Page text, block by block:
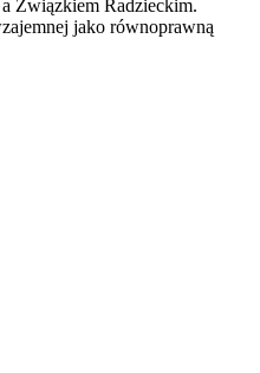
Związkiem Radzieckim.
jako równoprawną